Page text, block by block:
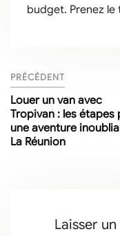
budget. Prenez
PRÉCÉDENT
Louer un van avec
Tropivan : les étapes
une aventure
La Réunion
Laisser